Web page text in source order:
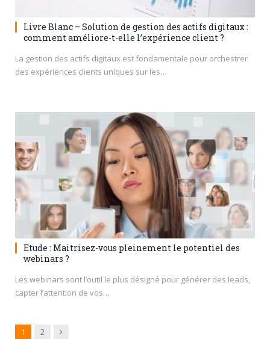
Livre Blanc – Solution de gestion des actifs digitaux :
comment améliore-t-elle l’expérience client ?
La gestion des actifs digitaux est fondamentale pour orchestrer
des expériences clients uniques sur les…
Etude : Maitrisez-vous pleinement le potentiel des
webinars ?
Les webinars sont l’outil le plus désigné pour générer des leads,
capter l’attention de vos…
1 2 Next